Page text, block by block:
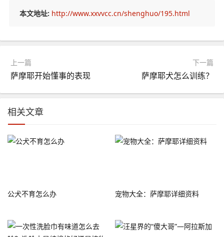
本文地址: http://www.xxvvcc.cn/shenghuo/195.html
上一篇
萨摩耶开始懂事的表现
下一篇
萨摩耶犬怎么训练？
相关文章
公犬不育怎么办 宠物大全：萨摩耶详细资料